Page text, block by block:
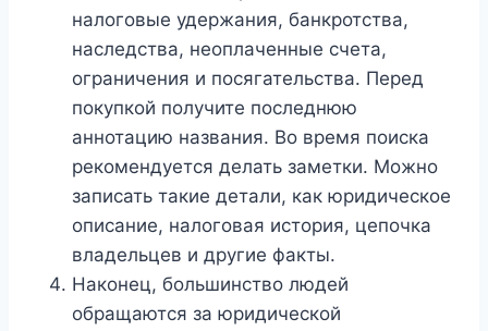
налоговые удержания, банкротства,
наследства, неоплаченные счета,
ограничения и посягательства. Перед
покупкой получите последнюю
аннотацию названия. Во время поиска
рекомендуется делать заметки. Можно
записать такие детали, как юридическое
описание, налоговая история, цепочка
владельцев и другие факты.
Наконец, большинство людей
обращаются за юридической